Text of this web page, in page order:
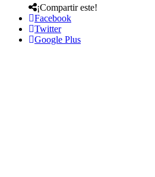
¡Compartir este!
Facebook
Twitter
Google Plus